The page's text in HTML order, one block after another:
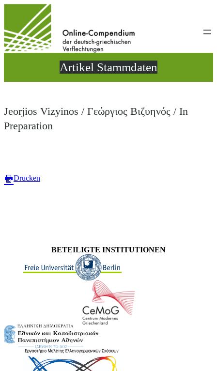
wechseln
Artikel Stammdaten
Jeorjios Vizyinos / Γεώργιος Βιζυηνός / In
Preparation
Drucken
BETEILIGTE INSTITUTIONEN